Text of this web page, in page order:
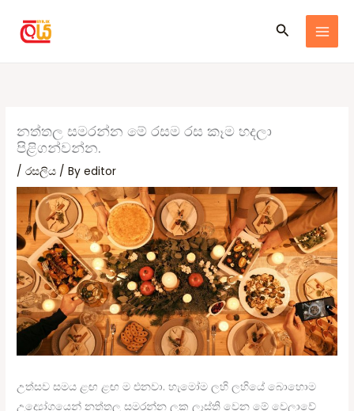
content
Search
නත්තල සමරන්න මේ රසම රස කෑම හදලා
පිළිගන්වන්න.
/රසලිය / Byeditor
උත්සව සමය ළඟ ළඟ ම එනවා. හැමෝම ලහි ලහියේ බොහොම
උද්‍යෝගයෙන් නත්තල සමරන්න ලක ලෑස්ති වෙන මේ වෙලාවේ